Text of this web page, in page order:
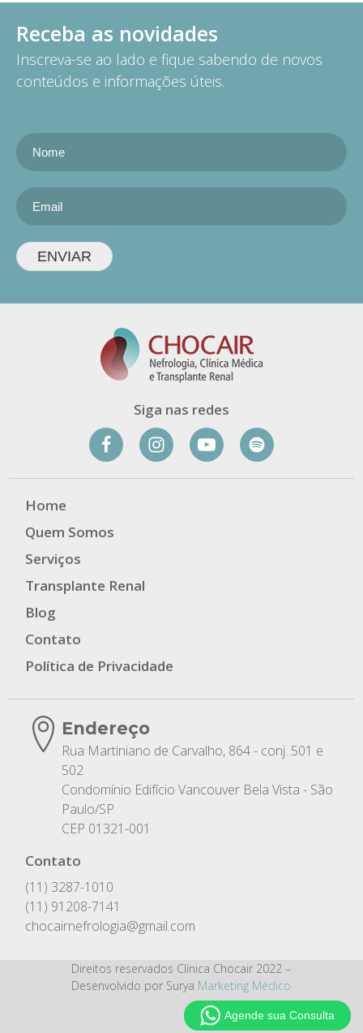
Receba as novidades
Inscreva-se ao lado e fique sabendo de novos
conteúdos e informações úteis.
ENVIAR
Siga nas redes
Home
Quem Somos
Serviços
Transplante Renal
Blog
Contato
Política de Privacidade
Endereço
Rua Martiniano de Carvalho, 864 - conj. 501 e
502
Condomínio Edifício Vancouver Bela Vista - São
Paulo/SP
CEP 01321-001
Contato
(11) 3287-1010
(11) 91208-7141
chocairnefrologia@gmail.com
Direitos reservados Clínica Chocair 2022 –
Desenvolvido por Surya Marketing Médico
Agende sua Consulta